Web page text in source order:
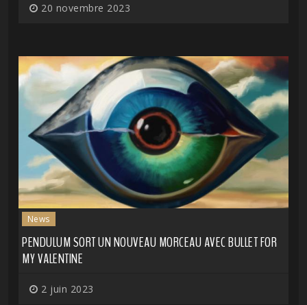
20 novembre 2023
News
PENDULUM SORT UN NOUVEAU MORCEAU AVEC BULLET FOR
MY VALENTINE
2 juin 2023